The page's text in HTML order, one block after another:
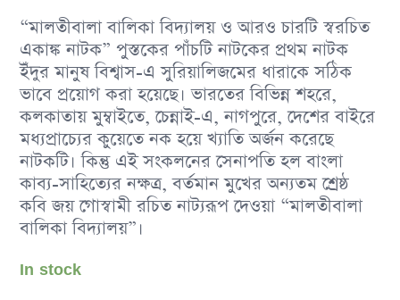
“মালতীবালা বালিকা বিদ্যালয় ও আরও চারটি স্বরচিত
একাঙ্ক নাটক” পুস্তকের পাঁচটি নাটকের প্রথম নাটক
ইঁদুর মানুষ বিশ্বাস-এ সুরিয়ালিজমের ধারাকে সঠিক
ভাবে প্রয়োগ করা হয়েছে। ভারতের বিভিন্ন শহরে,
কলকাতায় মুম্বাইতে, চেন্নাই-এ, নাগপুরে, দেশের বাইরে
মধ্যপ্রাচ্যের কুয়েতে নক হয়ে খ্যাতি অর্জন করেছে
নাটকটি। কিন্তু এই সংকলনের সেনাপতি হল বাংলা
কাব্য-সাহিত্যের নক্ষত্র, বর্তমান মুখের অন্যতম শ্রেষ্ঠ
কবি জয় গোস্বামী রচিত নাট্যরূপ দেওয়া “মালতীবালা
বালিকা বিদ্যালয়”।
In stock